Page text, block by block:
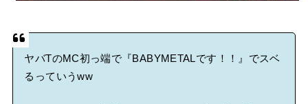
ヤバTのMC初っ端で『BABYMETALです！！』でスベ
るっていうww